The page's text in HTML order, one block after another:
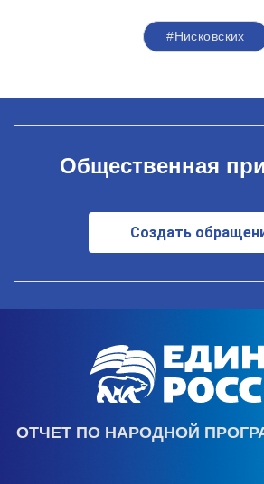
#Нисковских
Общественная
Создать
ОТЧЕТ ПО НАРОДНОЙ